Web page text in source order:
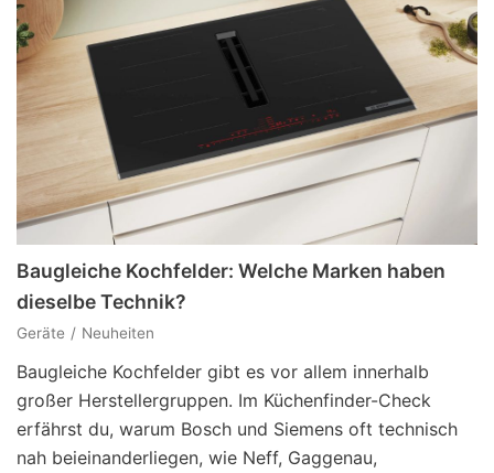
Baugleiche Kochfelder: Welche Marken haben
dieselbe Technik?
Geräte Neuheiten
Baugleiche Kochfelder gibt es vor allem innerhalb
großer Herstellergruppen. Im Küchenfinder-Check
erfährst du, warum Bosch und Siemens oft technisch
nah beieinanderliegen, wie Neff, Gaggenau,